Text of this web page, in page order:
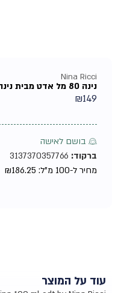
Nina Ricci
נינה 80 מל אדט מבית נינה ריצי טסטר – בושם לאישה
₪149
♀ בושם לאישה
ברקוד:3137370357766
מחיר ל-100 מ"ל:
₪186.25
עוד על המוצר